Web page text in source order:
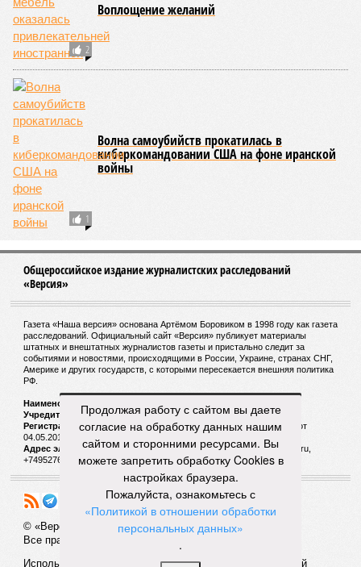
2
Воплощение желаний
1
Волна самоубийств прокатилась в
киберкомандовании США на фоне иранской
войны
Общероссийское издание журналистских расследований
«Версия»
Газета «Наша версия» основана Артёмом Боровиком в 1998 году как газета
расследований. Официальный сайт «Версия» публикует материалы
штатных и внештатных журналистов газеты и пристально следит за
событиями и новостями, происходящими в России, Украине, странах СНГ,
Америке и других государств, с которыми пересекается внешняя политика
РФ.
Наименование:
Учредитель:
ООО «Версия»,Главный редактор:Горевой Р. Г.
Регистрационный номер Роскомнадзора:ЭЛ № ФС 77 - 72681 от
04.05.2018 г.
Адрес электронной почты и телефон редакции:versia@versia.ru,
+74952760348
© «Версия»
Все права защищены
Использование материалов «Версии» без индексируемой
Продолжая работу с сайтом вы даете
согласие на обработку данных нашим
сайтом и сторонними ресурсами. Вы
можете запретить обработку Cookies в
настройках браузера.
Пожалуйста, ознакомьтесь с
«Политикой в отношении обработки
персональных данных»
.